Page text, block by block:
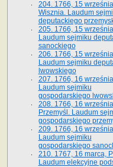
204. 1766, 15
Wisznia. Laudum
deputackiego
205. 1766, 15
Laudum sejmiku
sanockiego
206. 1766, 15
Laudum sejmiku
lwowskiego
207. 1766, 16
Laudum sejmiku
gospodarskiego
208. 1766, 16
Przemyśl. Laudum
gospodarskiego
209. 1766, 16
Laudum sejmiku
gospodarskiego
210. 1767, 16 marca,
Laudum elekcyjne